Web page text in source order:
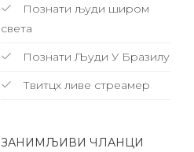
Познати људи широм
света
Познати Људи У Бразилу
Твитцх ливе стреамер
ЗАНИМЉИВИ ЧЛАНЦИ